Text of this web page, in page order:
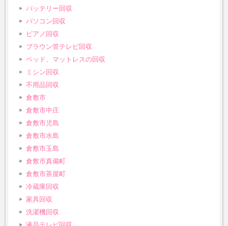
バッテリー回収
パソコン回収
ピアノ回収
ブラウン管テレビ回収
ベッド、マットレスの回収
ミシン回収
不用品回収
倉敷市
倉敷市中庄
倉敷市児島
倉敷市水島
倉敷市玉島
倉敷市真備町
倉敷市茶屋町
冷蔵庫回収
家具回収
洗濯機回収